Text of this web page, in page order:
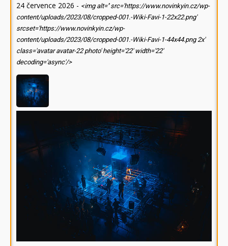
24 července 2026 - <img alt='' src='https://www.novinkyin.cz/wp-
content/uploads/2023/08/cropped-001.-Wiki-Favi-1-22x22.png'
srcset='https://www.novinkyin.cz/wp-
content/uploads/2023/08/cropped-001.-Wiki-Favi-1-44x44.png 2x'
class='avatar avatar-22 photo' height='22' width='22'
decoding='async'/>